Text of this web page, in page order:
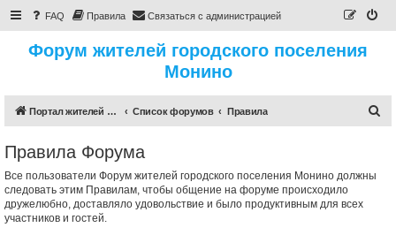
FAQ Правила Связаться с администрацией
Форум жителей городского поселения
Монино
Портал жителей городского поселения Монино Список форумов Правила
Правила Форума
Все пользователи Форум жителей городского поселения Монино должны
следовать этим Правилам, чтобы общение на форуме происходило
дружелюбно, доставляло удовольствие и было продуктивным для всех
участников и гостей.